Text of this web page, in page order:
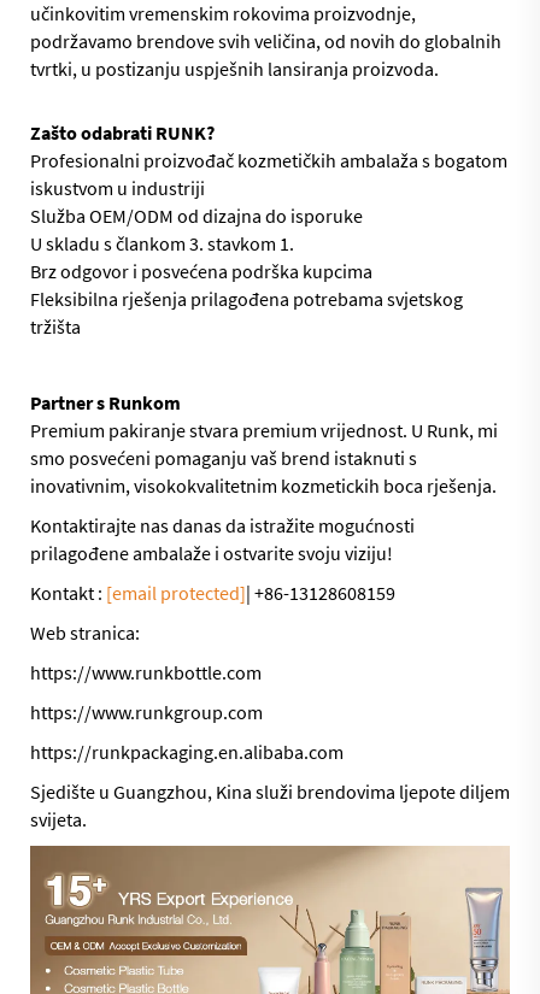
učinkovitim vremenskim rokovima proizvodnje,
podržavamo brendove svih veličina, od novih do globalnih
tvrtki, u postizanju uspješnih lansiranja proizvoda.
Zašto odabrati RUNK?
Profesionalni proizvođač kozmetičkih ambalaža s bogatom
iskustvom u industriji
Služba OEM/ODM od dizajna do isporuke
U skladu s člankom 3. stavkom 1.
Brz odgovor i posvećena podrška kupcima
Fleksibilna rješenja prilagođena potrebama svjetskog
tržišta
Partner s Runkom
Premium pakiranje stvara premium vrijednost. U Runk, mi
smo posvećeni pomaganju vaš brend istaknuti s
inovativnim, visokokvalitetnim kozmetickih boca rješenja.
Kontaktirajte nas danas da istražite mogućnosti
prilagođene ambalaže i ostvarite svoju viziju!
Kontakt : [email protected]| +86-13128608159
Web stranica:
https://www.runkbottle.com
https://www.runkgroup.com
https://runkpackaging.en.alibaba.com
Sjedište u Guangzhou, Kina služi brendovima ljepote diljem
svijeta.